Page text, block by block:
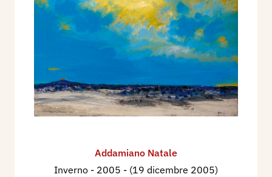
Addamiano Natale
Inverno - 2005 - (19 dicembre 2005)